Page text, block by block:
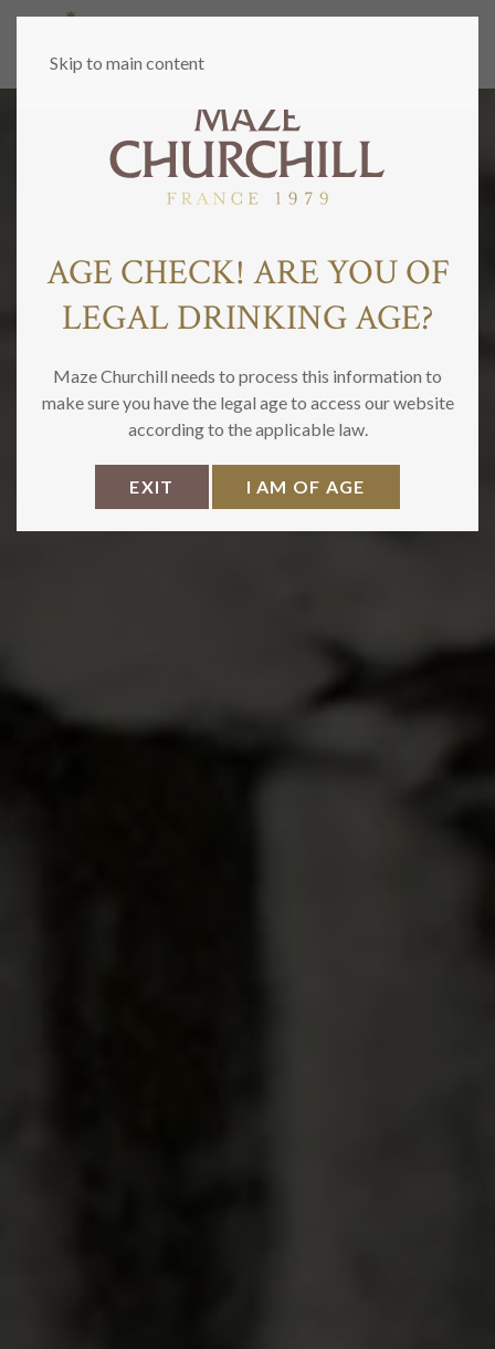
Skip to main content
AGE CHECK! ARE YOU OF
LEGAL DRINKING AGE?
Maze Churchill needs to process this information to
make sure you have the legal age to access our website
according to the applicable law.
EXIT I AM OF AGE